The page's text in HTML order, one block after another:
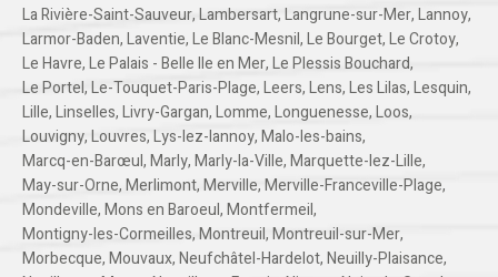
La Rivière-Saint-Sauveur,Lambersart,Langrune-sur-Mer,Lannoy,
Larmor-Baden,Laventie,Le Blanc-Mesnil,Le Bourget,Le Crotoy,
Le Havre,Le Palais - Belle Ile en Mer,Le Plessis Bouchard,
Le Portel,Le-Touquet-Paris-Plage,Leers,Lens,Les Lilas,Lesquin,
Lille,Linselles,Livry-Gargan,Lomme,Longuenesse,Loos,
Louvigny,Louvres,Lys-lez-lannoy,Malo-les-bains,
Marcq-en-Barœul,Marly,Marly-la-Ville,Marquette-lez-Lille,
May-sur-Orne,Merlimont,Merville,Merville-Franceville-Plage,
Mondeville,Mons en Baroeul,Montfermeil,
Montigny-les-Cormeilles,Montreuil,Montreuil-sur-Mer,
Morbecque,Mouvaux,Neufchâtel-Hardelot,Neuilly-Plaisance,